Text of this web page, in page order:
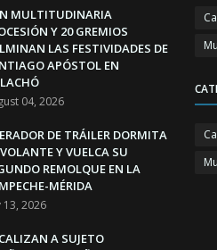
MULTITUDINARIA
Y 20 GREMIOS
LAS FESTIVIDADES DE
APÓSTOL EN
04, 2026
DE TRÁILER DORMITA
Y VUELCA SU
REMOLQUE EN LA
MÉRIDA
13, 2026
A SUJETO